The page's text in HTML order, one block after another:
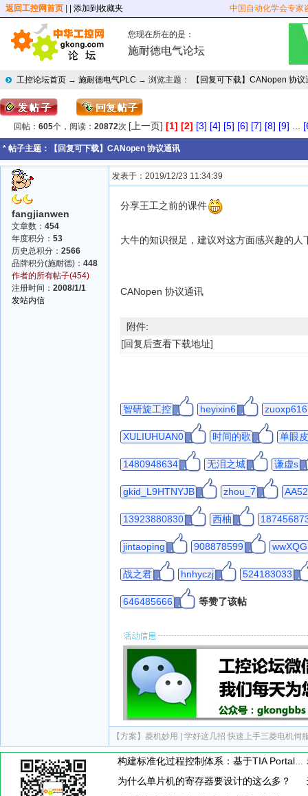
返回工控网首页 | 添加到收藏夹 中国自动化学会专家
您现在所在的是：
施耐德电气论坛
工控论坛首页 → 施耐德电气PLC → 浏览主题： 【回复可下载】CANopen 协议
回帖： 605个，阅读： 20872次 [上一页] [1] [2] [3] [4] [5] [6] [7] [8] [9]
* 帖子主题： 【回复可下载】CANopen 协议通讯
fangjianwen
文章数： 454
年度积分： 53
历史总积分： 2566
品牌积分(施耐德)： 448
作者的所有帖子(454)
注册时间： 2008/1/1
发站内信
发表于：2019/12/23 11:34:39
分享王工之前的课件
大牛的知识很足，建议对这方面感兴趣的人
CANopen 协议通讯
附件:
[回复后查看下载地址]
智研旋工控 heyixin6 zuoxp616
XULIUHUAN0 时间的歌 单眼
1480948634 无泪之城 谦虚s
gkid_L9HTNYJB zhou_7
13923880830 西柚
jintaoping 908878599
战之君 hnhyczj 524183033
646485666 等赞了该帖
【方案】 菱机妙用 | 学好这几招 快速上手三菱电机伺
构建标准化过程控制体系：基于TIA Portal的PID闭环控制通用封装模板设计与应用
为什么单片机的寄存器要设计的这么多？